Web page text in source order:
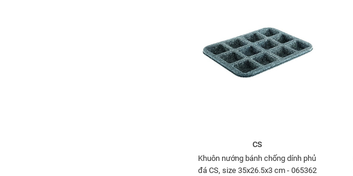
CS
Khuôn nướng bánh chống dính phủ
đá CS, size 35x26.5x3 cm - 065362